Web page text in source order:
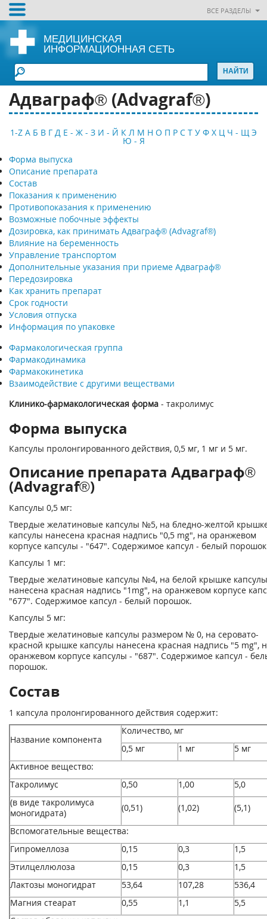
ВСЕ РАЗДЕЛЫ
МЕДИЦИНСКАЯ
ИНФОРМАЦИОННАЯ СЕТЬ
Адваграф® (Advagraf®)
1-Z А Б В Г Д Е - Ж - З И - Й К Л М Н О П Р С Т У Ф Х Ц Ч - Щ Э
Ю - Я
Форма выпуска
Описание препарата
Состав
Показания к применению
Противопоказания к применению
Возможные побочные эффекты
Дозировка, как принимать Адваграф® (Advagraf®)
Влияние на беременность
Управление транспортом
Дополнительные указания при приеме Адваграф®
Передозировка
Как хранить препарат
Срок годности
Условия отпуска
Информация по упаковке
Фармакологическая группа
Фармакодинамика
Фармакокинетика
Взаимодействие с другими веществами
Клинико-фармакологическая форма - такролимус
Форма выпуска
Капсулы пролонгированного действия, 0,5 мг, 1 мг и 5 мг.
Описание препарата Адваграф®
(Advagraf®)
Капсулы 0,5 мг:
Твердые желатиновые капсулы №5, на бледно-желтой
капсулы нанесена красная надпись "0,5 mg", на оранжевом
корпусе капсулы - "647". Содержимое капсул - белый
Капсулы 1 мг:
Твердые желатиновые капсулы №4, на белой крышке капсулы
нанесена красная надпись "1mg", на оранжевом корпусе
"677". Содержимое капсул - белый порошок.
Капсулы 5 мг:
Твердые желатиновые капсулы размером № 0, на серовато-
красной крышке капсулы нанесена красная надпись "5 mg",
оранжевом корпусе капсулы - "687". Содержимое капсул -
порошок.
Состав
1 капсула пролонгированного действия содержит:
Название компонента
Количество, мг
0,5 мг
1 мг
5 мг
Активное вещество:
Такролимус
0,50 1,00
5,0
(в виде такролимуса
моногидрата)
(0,51) (1,02) (5,1)
Вспомогательные вещества:
Гипромеллоза
0,15 0,3
1,5
Этилцеллюлоза
0,15 0,3
1,5
Лактозы моногидрат
53,64 107,28
536,4
Магния стеарат
0,55 1,1
5,5